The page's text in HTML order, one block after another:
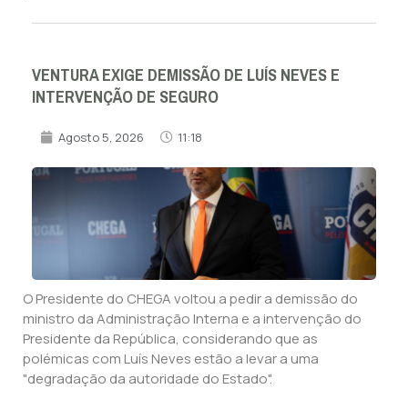
VENTURA EXIGE DEMISSÃO DE LUÍS NEVES E
INTERVENÇÃO DE SEGURO
Agosto 5, 2026 11:18
O Presidente do CHEGA voltou a pedir a demissão do
ministro da Administração Interna e a intervenção do
Presidente da República, considerando que as
polémicas com Luís Neves estão a levar a uma
"degradação da autoridade do Estado".